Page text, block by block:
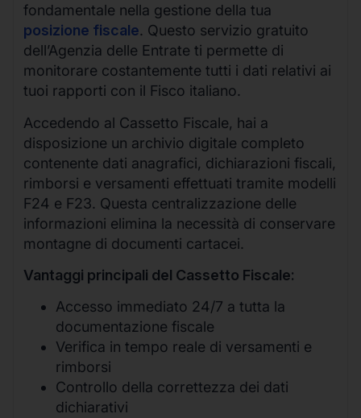
fondamentale nella gestione della tua
posizione fiscale. Questo servizio gratuito
dell’Agenzia delle Entrate ti permette di
monitorare costantemente tutti i dati relativi ai
tuoi rapporti con il Fisco italiano.
Accedendo al Cassetto Fiscale, hai a
disposizione un archivio digitale completo
contenente dati anagrafici, dichiarazioni fiscali,
rimborsi e versamenti effettuati tramite modelli
F24 e F23. Questa centralizzazione delle
informazioni elimina la necessità di conservare
montagne di documenti cartacei.
Vantaggi principali del Cassetto Fiscale:
Accesso immediato 24/7 a tutta la
documentazione fiscale
Verifica in tempo reale di versamenti e
rimborsi
Controllo della correttezza dei dati
dichiarativi